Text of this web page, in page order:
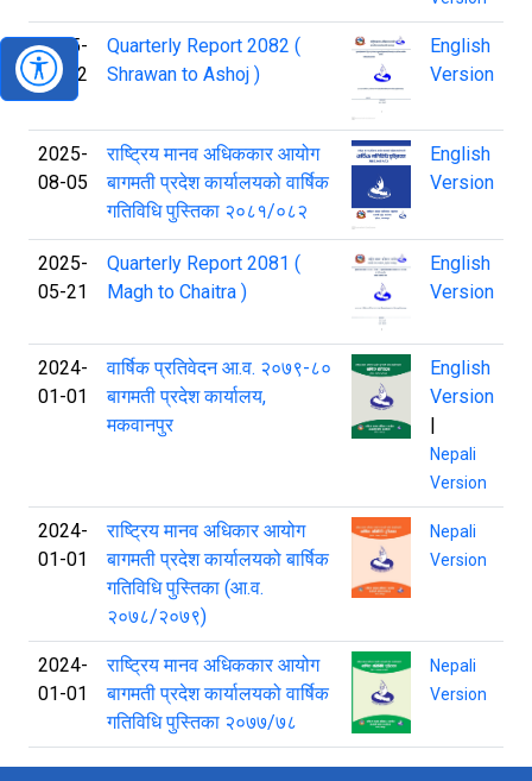
2025-
11-12
Quarterly Report 2082 (
Shrawan to Ashoj )
English
Version
2025-
08-05
राष्ट्रिय मानव अधिककार आयोग
बागमती प्रदेश कार्यालयको वार्षिक
गतिविधि पुस्तिका २०८१/०८२
English
Version
2025-
05-21
Quarterly Report 2081 (
Magh to Chaitra )
English
Version
2024-
01-01
वार्षिक प्रतिवेदन आ‍‌.व. २०७९-८०
बागमती प्रदेश कार्यालय,
मकवानपुर
English
Version
|
Nepali
Version
2024-
01-01
राष्ट्रिय मानव अधिकार आयोग
बागमती प्रदेश कार्यालयको बार्षिक
गतिविधि पुस्तिका (आ.व.
२०७८/२०७९)
Nepali
Version
2024-
01-01
राष्ट्रिय मानव अधिककार आयोग
बागमती प्रदेश कार्यालयको वार्षिक
गतिविधि पुस्तिका २०७७/७८
Nepali
Version